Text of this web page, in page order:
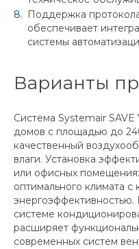
Поддержка
обеспечивает
системы
Варианты
Система Systemair
домов с площадью до
качественный
влаги. Установка
или офисных
оптимального климата
системе
расширяет
современных систем